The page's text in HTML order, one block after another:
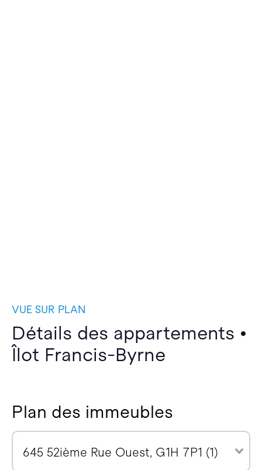
VUE SUR PLAN
Détails des appartements •
Îlot Francis-Byrne
Plan des immeubles
645 52ième Rue Ouest, G1H 7P1 (1)